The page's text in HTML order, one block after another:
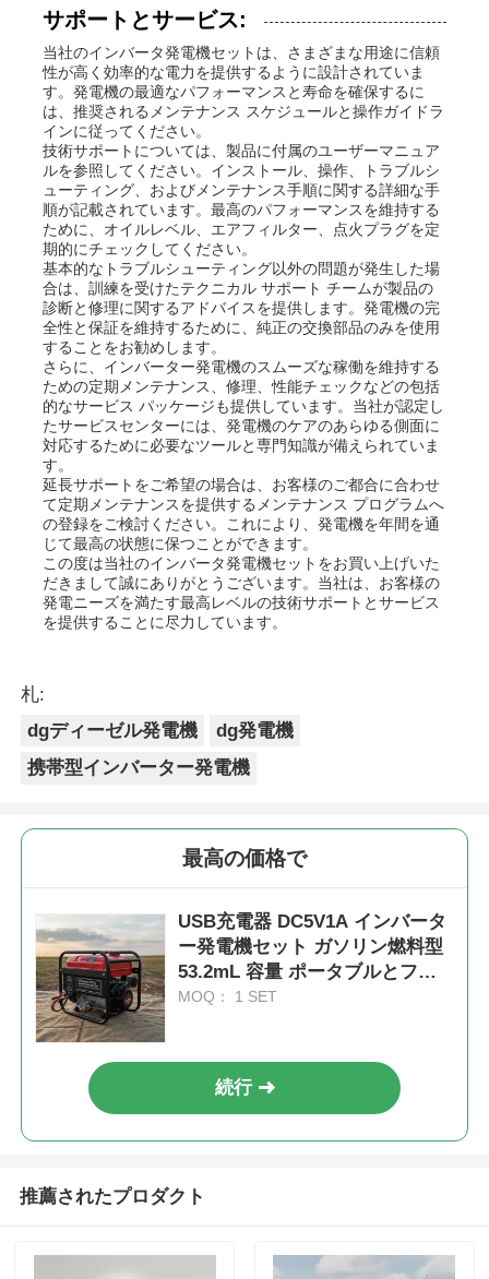
サポートとサービス:
当社のインバータ発電機セットは、さまざまな用途に信頼
性が高く効率的な電力を提供するように設計されていま
す。発電機の最適なパフォーマンスと寿命を確保するに
は、推奨されるメンテナンス スケジュールと操作ガイドラ
インに従ってください。
技術サポートについては、製品に付属のユーザーマニュア
ルを参照してください。インストール、操作、トラブルシ
ューティング、およびメンテナンス手順に関する詳細な手
順が記載されています。最高のパフォーマンスを維持する
ために、オイルレベル、エアフィルター、点火プラグを定
期的にチェックしてください。
基本的なトラブルシューティング以外の問題が発生した場
合は、訓練を受けたテクニカル サポート チームが製品の
診断と修理に関するアドバイスを提供します。発電機の完
全性と保証を維持するために、純正の交換部品のみを使用
することをお勧めします。
さらに、インバーター発電機のスムーズな稼働を維持する
ための定期メンテナンス、修理、性能チェックなどの包括
的なサービス パッケージも提供しています。当社が認定し
たサービスセンターには、発電機のケアのあらゆる側面に
対応するために必要なツールと専門知識が備えられていま
す。
延長サポートをご希望の場合は、お客様のご都合に合わせ
て定期メンテナンスを提供するメンテナンス プログラムへ
の登録をご検討ください。これにより、発電機を年間を通
じて最高の状態に保つことができます。
この度は当社のインバータ発電機セットをお買い上げいた
だきまして誠にありがとうございます。当社は、お客様の
発電ニーズを満たす最高レベルの技術サポートとサービス
を提供することに尽力しています。
札:
dgディーゼル発電機
dg発電機
携帯型インバーター発電機
最高の価格で
USB充電器 DC5V1A インバータ
ー発電機セット ガソリン燃料型
53.2mL 容量 ポータブルとフィ
ールド操作のための電力
MOQ： 1 SET
続行
推薦されたプロダクト